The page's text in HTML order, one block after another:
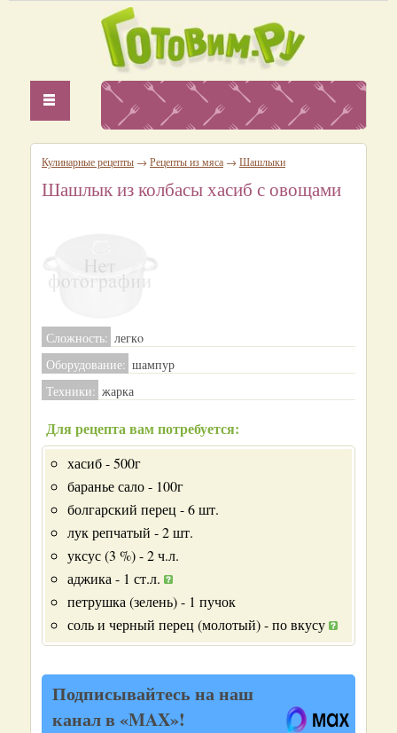
Кулинарные рецепты → Рецепты из мяса → Шашлыки
Шашлык из колбасы хасиб с овощами
Сложность: легкo
Оборудование: шампур
Техники: жарка
Для рецепта вам потребуется:
хасиб - 500г
баранье сало - 100г
болгарский перец - 6 шт.
лук репчатый - 2 шт.
уксус (3 %) - 2 ч.л.
аджика - 1 ст.л.
петрушка (зелень) - 1 пучок
соль и черный перец (молотый) - по вкусу
Подписывайтесь на наш
канал в «MAX»!